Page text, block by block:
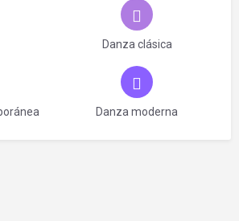
Danza clásica
Danza moderna